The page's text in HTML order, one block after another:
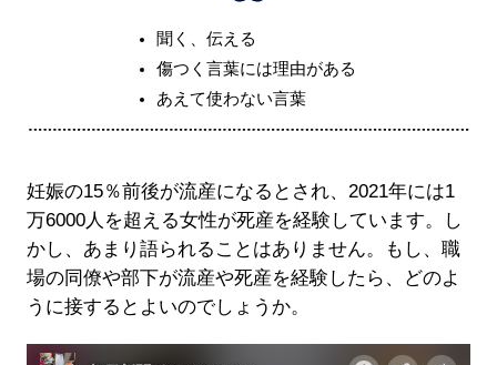
聞く、伝える
傷つく言葉には理由がある
あえて使わない言葉
妊娠の15％前後が流産になるとされ、2021年には1
万6000人を超える女性が死産を経験しています。し
かし、あまり語られることはありません。もし、職
場の同僚や部下が流産や死産を経験したら、どのよ
うに接するとよいのでしょうか。